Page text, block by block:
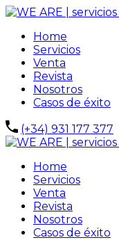
Home
Servicios
Venta
Revista
Nosotros
Casos de éxito
(+34) 931 177 377
Home
Servicios
Venta
Revista
Nosotros
Casos de éxito